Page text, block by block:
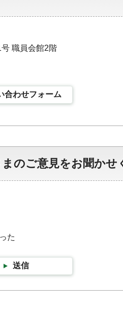
職員会館2階
合わせフォーム
のご意見をお聞かせ
た
送信